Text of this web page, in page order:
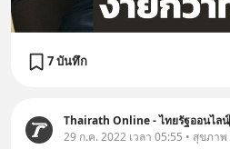
7 บันทึก
Thairath Online - ไทยรัฐออนไลน์
29 ก.ค. 2022 เวลา 05:55 • สุขภาพ